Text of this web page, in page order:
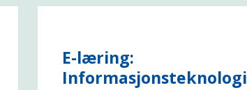
E-læring:
Informasjonsteknologi